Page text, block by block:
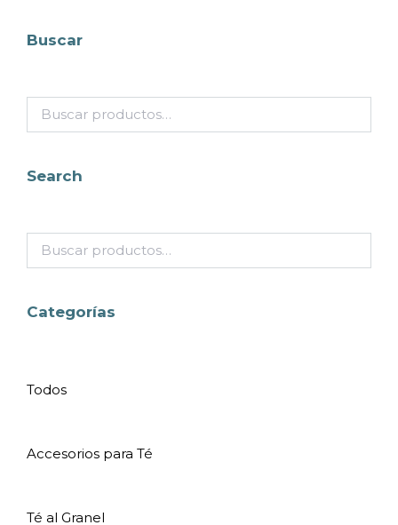
Buscar
Search
Categorías
Todos
Accesorios para Té
Té al Granel